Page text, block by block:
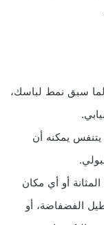
لما سبق نمط لباسك،
يمكنه أن
أو أي مكان
الفضفاضة، أو